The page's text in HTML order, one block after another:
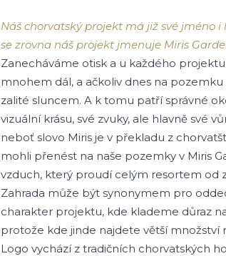
Náš chorvatský projekt má již své jméno
se zrovna náš projekt jmenuje Miris
Zanecháváme otisk a u každého
mnohem dál, a ačkoliv dnes na
zalité sluncem. A k tomu patří správné
vizuální krásu, své zvuky, ale hlavně své
neboť slovo Miris je v překladu z
mohli přenést na naše pozemky v Miris
vzduch, který proudí celým resortem od
Zahrada může být synonymem pro
charakter projektu, kde klademe důraz
protože kde jinde najdete větší množství
Logo vychází z tradičních chorvatských